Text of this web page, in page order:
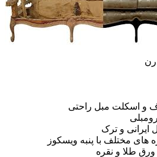
و اسکلت مبل راحتی
ایرانی و ترک
های مختلف با پنبه ویسکوز
طلا و نقره